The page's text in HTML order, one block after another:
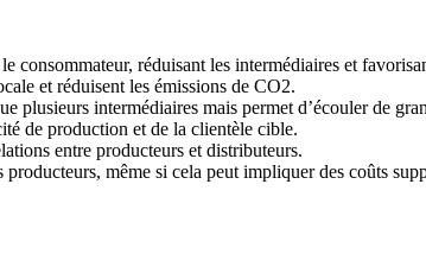
réduisant les intermédiaires et
et réduisent les émissions de CO2.
intermédiaires mais permet d’écouler de
de production et de la clientèle cible.
entre producteurs et distributeurs.
même si cela peut impliquer des coûts